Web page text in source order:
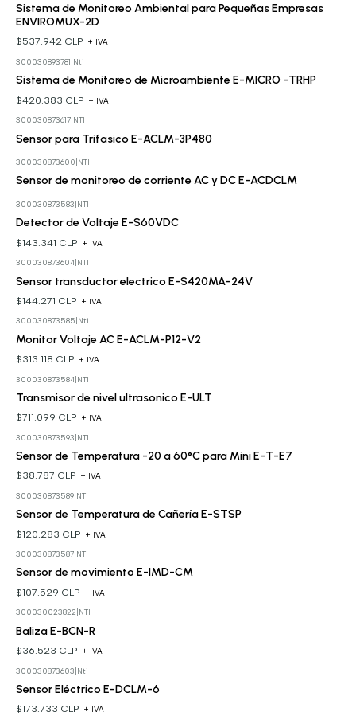
Sistema de Monitoreo Ambiental para Pequeñas Empresas
ENVIROMUX-2D
$537.942 CLP + IVA
300030893781 Nti
Sistema de Monitoreo de Microambiente E-MICRO -TRHP
$420.383 CLP + IVA
300030873617| NTI
Sensor para Trifasico E-ACLM-3P480
300030873600 NTI
Sensor de monitoreo de corriente AC y DC E-ACDCLM
300030873583 NTI
Detector de Voltaje E-S60VDC
$143.341 CLP + IVA
300030873604| NTI
Sensor transductor electrico E-S420MA-24V
$144.271 CLP + IVA
300030873585 Nti
Monitor Voltaje AC E-ACLM-P12-V2
$313.118 CLP + IVA
300030873584| NTI
Transmisor de nivel ultrasonico E-ULT
$711.099 CLP + IVA
300030873593 NTI
Sensor de Temperatura -20 a 60°C para Mini E-T-E7
$38.787 CLP + IVA
300030873589| NTI
Sensor de Temperatura de Cañería E-STSP
$120.283 CLP + IVA
300030873587| NTI
Sensor de movimiento E-IMD-CM
$107.529 CLP + IVA
300030023822 NTI
Baliza E-BCN-R
$36.523 CLP + IVA
300030873603 Nti
Sensor Eléctrico E-DCLM-6
$173.733 CLP + IVA